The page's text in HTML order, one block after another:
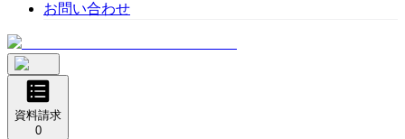
お問い合わせ
資料請求
0